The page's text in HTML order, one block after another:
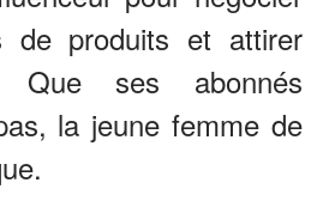
de produits et attirer
Que ses abonnés
la jeune femme de